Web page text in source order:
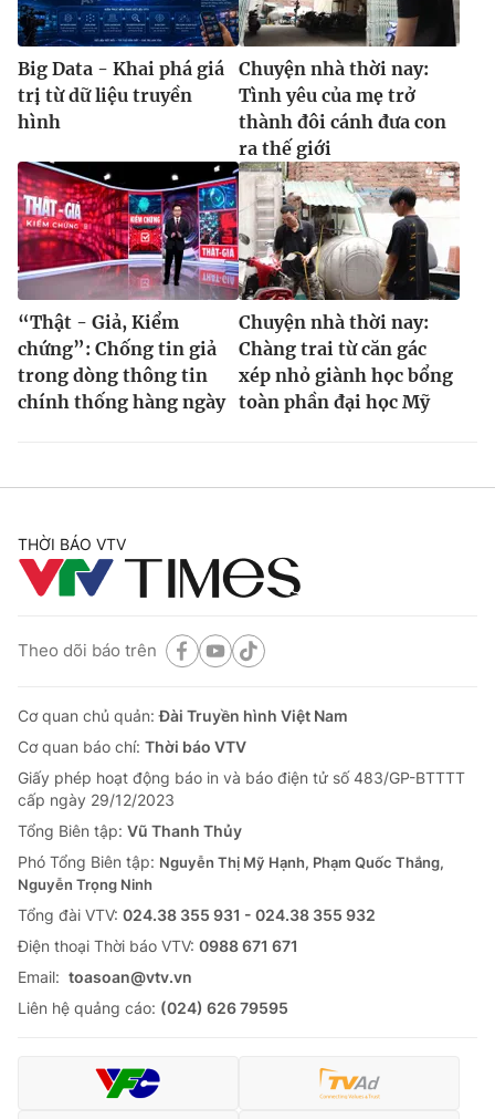
Big Data - Khai phá giá
trị từ dữ liệu truyền
hình
Chuyện nhà thời nay:
Tình yêu của mẹ trở
thành đôi cánh đưa con
ra thế giới
“Thật - Giả, Kiểm
chứng”: Chống tin giả
trong dòng thông tin
chính thống hàng ngày
Chuyện nhà thời nay:
Chàng trai từ căn gác
xép nhỏ giành học bổng
toàn phần đại học Mỹ
THỜI BÁO VTV
Theo dõi báo trên
Cơ quan chủ quản:Đài Truyền hình Việt Nam
Cơ quan báo chí: Thời báo VTV
Giấy phép hoạt động báo in và báo điện tử số 483/GP-BTTTT
cấp ngày 29/12/2023
Tổng Biên tập: Vũ Thanh Thủy
Phó Tổng Biên tập: Nguyễn Thị Mỹ Hạnh, Phạm Quốc Thắng,
Nguyễn Trọng Ninh
Tổng đài VTV: 024.38 355 931 - 024.38 355 932
Ðiện thoại Thời báo VTV: 0988 671 671
Email: toasoan@vtv.vn
Liên hệ quảng cáo: (024) 626 79595